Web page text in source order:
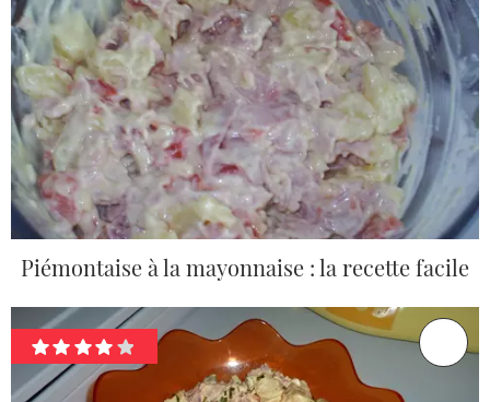
Piémontaise à la mayonnaise : la recette facile